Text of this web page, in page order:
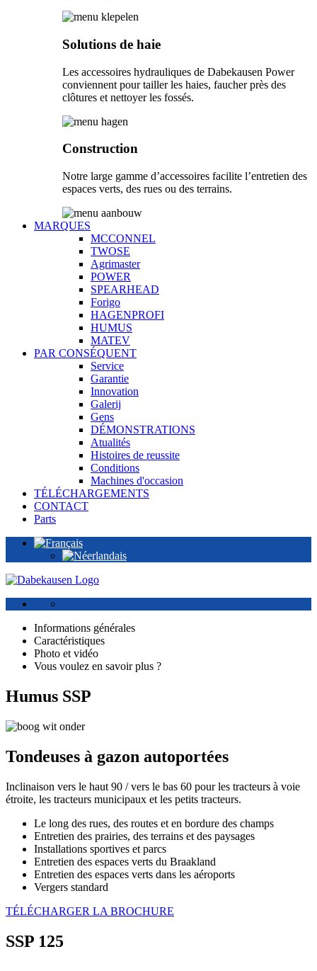
Solutions de haie
Les accessoires hydrauliques de Dabekausen Power
conviennent pour tailler les haies, faucher près des
clôtures et nettoyer les fossés.
Construction
Notre large gamme d’accessoires facilite l’entretien des
espaces verts, des rues ou des terrains.
MARQUES
MCCONNEL
TWOSE
Agrimaster
POWER
SPEARHEAD
Forigo
HAGENPROFI
HUMUS
MATEV
PAR CONSÉQUENT
Service
Garantie
Innovation
Galerij
Gens
DÉMONSTRATIONS
Atualités
Histoires de reussite
Conditions
Machines d'occasion
TÉLÉCHARGEMENTS
CONTACT
Parts
Informations générales
Caractéristiques
Photo et vidéo
Vous voulez en savoir plus ?
Humus SSP
Tondeuses à gazon autoportées
Inclinaison vers le haut 90 / vers le bas 60 pour les tracteurs à voie
étroite, les tracteurs municipaux et les petits tracteurs.
Le long des rues, des routes et en bordure des champs
Entretien des prairies, des terrains et des paysages
Installations sportives et parcs
Entretien des espaces verts du Braakland
Entretien des espaces verts dans les aéroports
Vergers standard
TÉLÉCHARGER LA BROCHURE
SSP 125